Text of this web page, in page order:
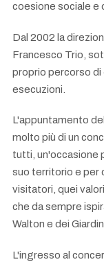
coesione sociale e
Dal 2002 la
Francesco Trio,
proprio percorso di
esecuzioni.
L'appuntamento
molto più di un
tutti, un'occasione
suo territorio e per
visitatori, quei
che da sempre
Walton e dei
L'ingresso al